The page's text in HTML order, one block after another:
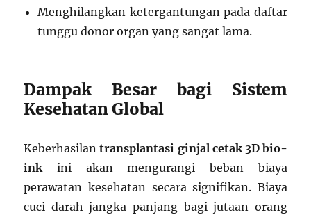
Menghilangkan ketergantungan pada daftar
tunggu donor organ yang sangat lama.
Dampak Besar bagi Sistem
Kesehatan Global
Keberhasilantransplantasi ginjal cetak 3D bio-
ink ini akan mengurangi beban biaya
perawatan kesehatan secara signifikan. Biaya
cuci darah jangka panjang bagi jutaan orang